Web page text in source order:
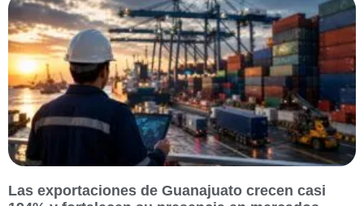
Las exportaciones de Guanajuato crecen casi